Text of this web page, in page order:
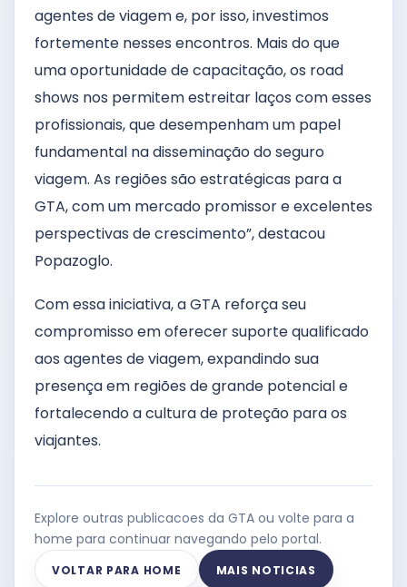
agentes de viagem e, por isso, investimos
fortemente nesses encontros. Mais do que
uma oportunidade de capacitação, os road
shows nos permitem estreitar laços com esses
profissionais, que desempenham um papel
fundamental na disseminação do seguro
viagem. As regiões são estratégicas para a
GTA, com um mercado promissor e excelentes
perspectivas de crescimento”, destacou
Popazoglo.
Com essa iniciativa, a GTA reforça seu
compromisso em oferecer suporte qualificado
aos agentes de viagem, expandindo sua
presença em regiões de grande potencial e
fortalecendo a cultura de proteção para os
viajantes.
Explore outras publicacoes da GTA ou volte para a
home para continuar navegando pelo portal.
VOLTAR PARA HOME MAIS NOTICIAS